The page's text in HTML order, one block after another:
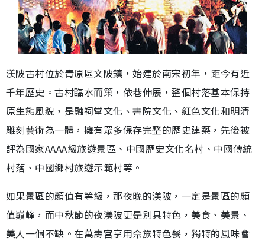
渼陂古村位於青原區文陂鎮，始建於南宋初年，距今有近
千年歷史。古村臨水而築，依巷伸展，整個村落基本保持
原生態風貌，是融祠堂文化、書院文化、紅色文化和明清
雕刻藝術為一體，擁有眾多保存完整的歷史建築，先後被
評為國家AAAA級旅遊景區、中國歷史文化名村、中國傳統
村落、中國鄉村旅遊示範村等。
如果景區的顏值有等級，那夜晚的渼陂，一定是景區的顏
值巔峰，而中秋節的夜渼陂更是別具特色，美食、美景、
美人一個不缺。在萬壽宮享用佘族特色餐，獨特的風味會